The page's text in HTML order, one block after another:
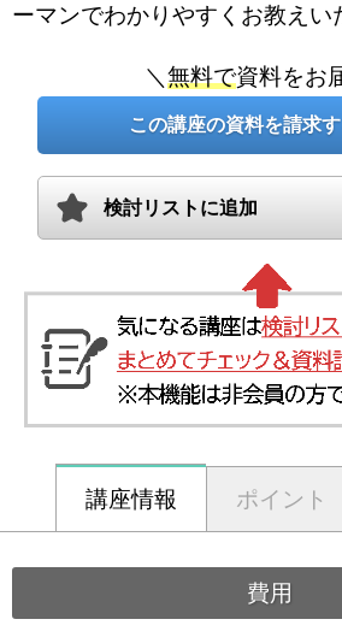
ーマンでわかりやすくお教えい
＼ 無料で資料をお
この講座の資料を請求
検討リストに追加
講座情報 ポイント
費用